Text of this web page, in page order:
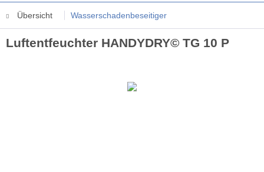
Übersicht Wasserschadenbeseitiger
Luftentfeuchter HANDYDRY© TG 10 P